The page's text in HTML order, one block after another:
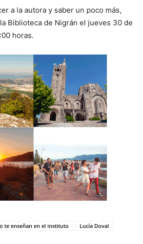
a la autora y saber un poco más,
Biblioteca de Nigrán el jueves 30 de
horas.
te enseñan en el instituto
Lucía Doval